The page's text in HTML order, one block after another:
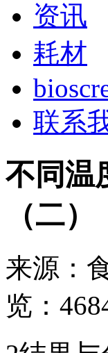
资讯
耗材
联系
不同温
（二）
来源：
览：